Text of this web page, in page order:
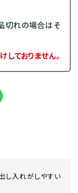
切れの場合はそ
ておりません。
し入れがしやすい